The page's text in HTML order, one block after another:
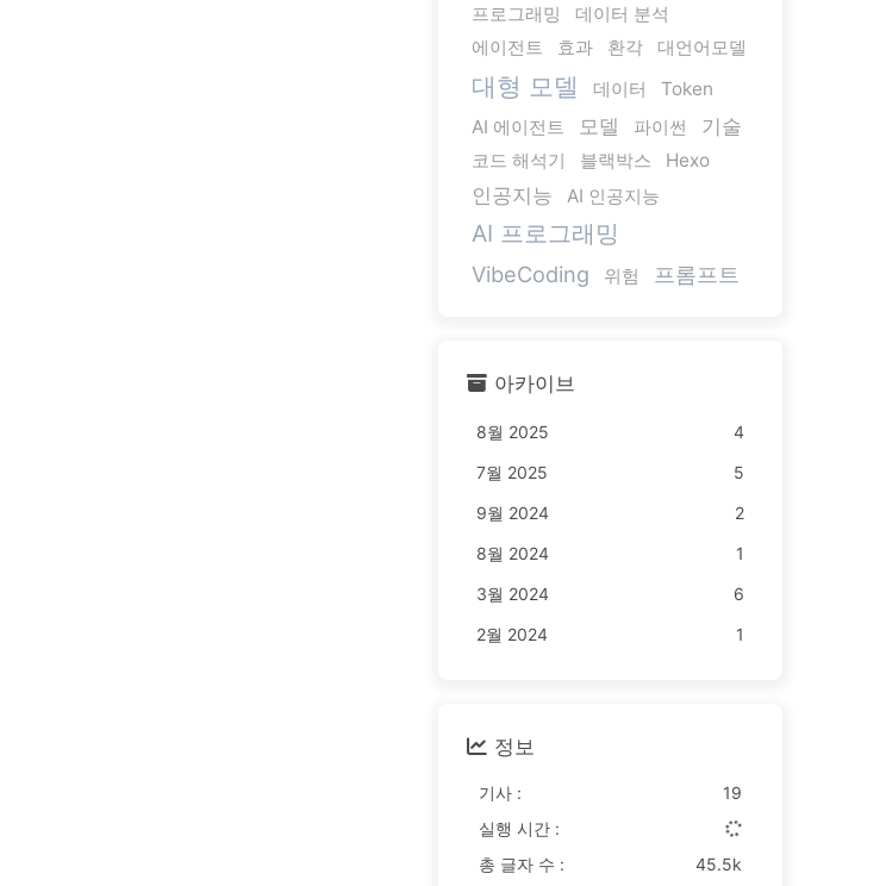
프로그래밍
데이터 분석
에이전트
효과 환각 대언어모델
대형 모델 데이터
Token
AI 에이전트
모델 파이썬 기술
코드 해석기 블랙박스 Hexo
인공지능 AI 인공지능
AI 프로그래밍
VibeCoding 위험 프롬프트
아카이브
8월 2025
4
7월 2025
5
9월 2024
2
8월 2024
1
3월 2024
6
2월 2024
1
정보
기사 :
19
실행 시간 :
총 글자 수 :
45.5k